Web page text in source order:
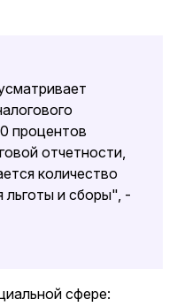
процентов
отчетности,
количество
льготы и сборы", -
сфере: